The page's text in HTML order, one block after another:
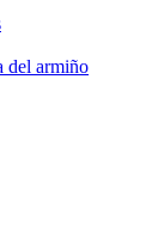
del armiño